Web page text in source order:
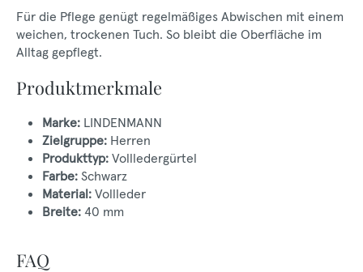
Für die Pflege genügt regelmäßiges Abwischen mit einem
weichen, trockenen Tuch. So bleibt die Oberfläche im
Alltag gepflegt.
Produktmerkmale
Marke: LINDENMANN
Zielgruppe: Herren
Produkttyp: Vollledergürtel
Farbe: Schwarz
Material: Vollleder
Breite: 40 mm
FAQ